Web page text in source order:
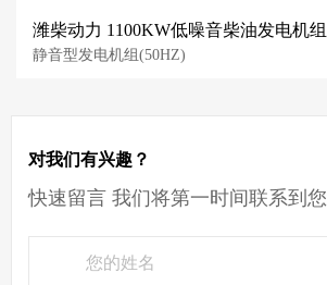
静音型发电机组(50HZ)
对我们有兴趣？
快速留言 我们将第一时间联系到您